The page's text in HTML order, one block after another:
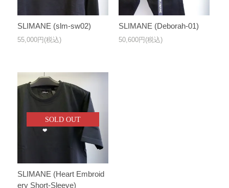
SLIMANE (slm-sw02)
55,000円(税込)
SLIMANE (Deborah-01)
50,600円(税込)
SOLD OUT
SLIMANE (Heart Embroid
ery Short-Sleeve)